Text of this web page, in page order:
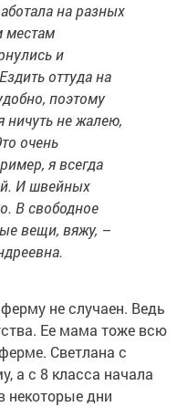
на разных
местам
и
оттуда на
поэтому
ничуть не жалею,
очень
я всегда
И швейных
В свободное
вещи, вяжу, –
не случаен. Ведь
Ее мама тоже всю
Светлана с
а с 8 класса начала
некоторые дни